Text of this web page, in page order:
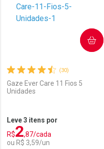
Comprar sem Desconto
Por R$ 55,89/cada
Comprar sem Desconto
Por R$ 55,89/cada
(30)
Gaze Ever Care 11 Fios 5
Unidades
Leve 3 itens por
R$2,87/cada
ou R$ 3,59/un
COMPRAR